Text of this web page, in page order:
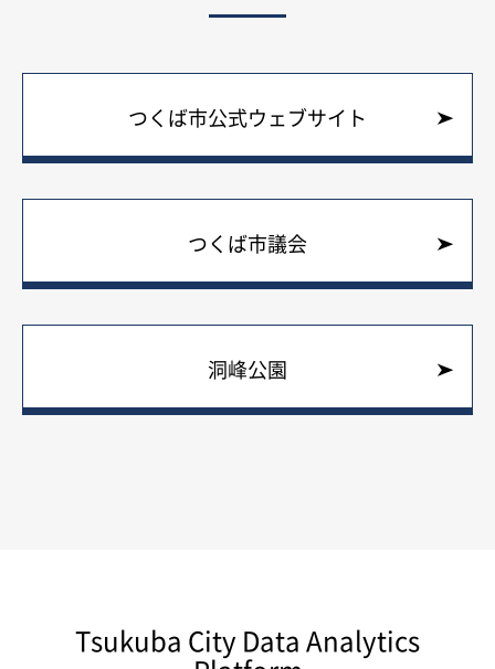
つくば市公式ウェブサイト
つくば市議会
洞峰公園
Tsukuba City Data Analytics